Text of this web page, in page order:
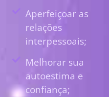
Aperfeiçoar as
relações
interpessoais;
Melhorar sua
autoestima e
confiança;